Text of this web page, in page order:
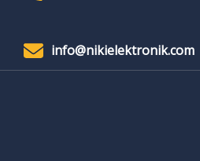
info@nikielektronik.com